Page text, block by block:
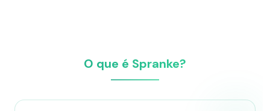
O que é Spranke?